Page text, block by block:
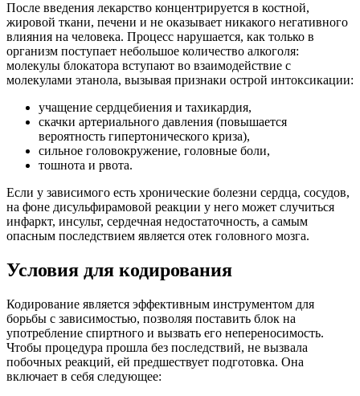
После введения лекарство концентрируется в костной,
жировой ткани, печени и не оказывает никакого негативного
влияния на человека. Процесс нарушается, как только в
организм поступает небольшое количество алкоголя:
молекулы блокатора вступают во взаимодействие с
молекулами этанола, вызывая признаки острой интоксикации:
учащение сердцебиения и тахикардия,
скачки артериального давления (повышается
вероятность гипертонического криза),
сильное головокружение, головные боли,
тошнота и рвота.
Если у зависимого есть хронические болезни сердца, сосудов,
на фоне дисульфирамовой реакции у него может случиться
инфаркт, инсульт, сердечная недостаточность, а самым
опасным последствием является отек головного мозга.
Условия для кодирования
Кодирование является эффективным инструментом для
борьбы с зависимостью, позволяя поставить блок на
употребление спиртного и вызвать его непереносимость.
Чтобы процедура прошла без последствий, не вызвала
побочных реакций, ей предшествует подготовка. Она
включает в себя следующее: